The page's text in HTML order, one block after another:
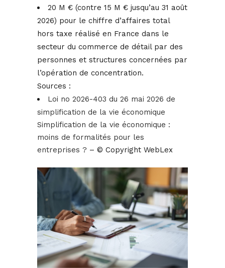
20 M € (contre 15 M € jusqu’au 31 août
2026) pour le chiffre d’affaires total
hors taxe réalisé en France dans le
secteur du commerce de détail par des
personnes et structures concernées par
l’opération de concentration.
Sources :
Loi no 2026-403 du 26 mai 2026 de
simplification de la vie économique
Simplification de la vie économique :
moins de formalités pour les
entreprises ? – © Copyright WebLex